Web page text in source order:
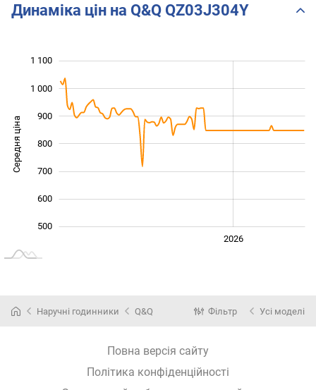
Динаміка цін на Q&Q QZ03J304Y
Середня ціна 1 000
500
600
700
800
900
1 000
1 100
2026
Наручні годинники Q&Q Фільтр Усі моделі
Повна версія сайту
Політика конфіденційності